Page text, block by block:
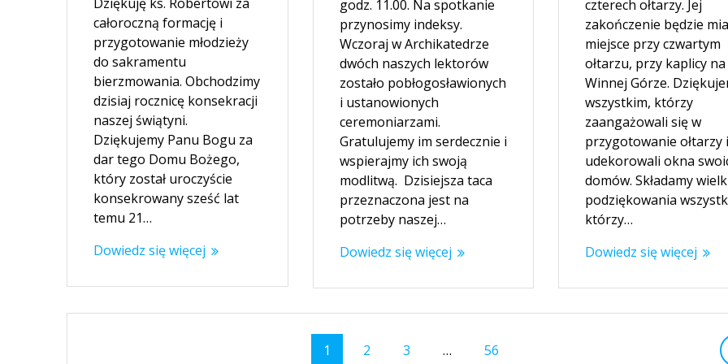
całoroczną formację i
przygotowanie młodzieży
do sakramentu
bierzmowania. Obchodzimy
dzisiaj rocznicę konsekracji
naszej świątyni.
Dziękujemy Panu Bogu za
dar tego Domu Bożego,
który został uroczyście
konsekrowany sześć lat
temu 21…
Dowiedz się więcej
godz. 11.00. Na spotkanie
przynosimy indeksy.
Wczoraj w Archikatedrze
dwóch naszych lektorów
zostało pobłogosławionych
i ustanowionych
ceremoniarzami.
Gratulujemy im serdecznie i
wspierajmy ich swoją
modlitwą. Dzisiejsza taca
przeznaczona jest na
potrzeby naszej…
Dowiedz się więcej
czterech ołtarzy. Jej
zakończenie będzie
miejsce przy czwartym
ołtarzu, przy kaplicy na
Winnej Górze.
wszystkim, którzy
zaangażowali się w
przygotowanie ołtarzy i
udekorowali okna
domów. Składamy
podziękowania
którzy…
Dowiedz się więcej
Strona
1 Strona
2 Strona
3 … Strona
56